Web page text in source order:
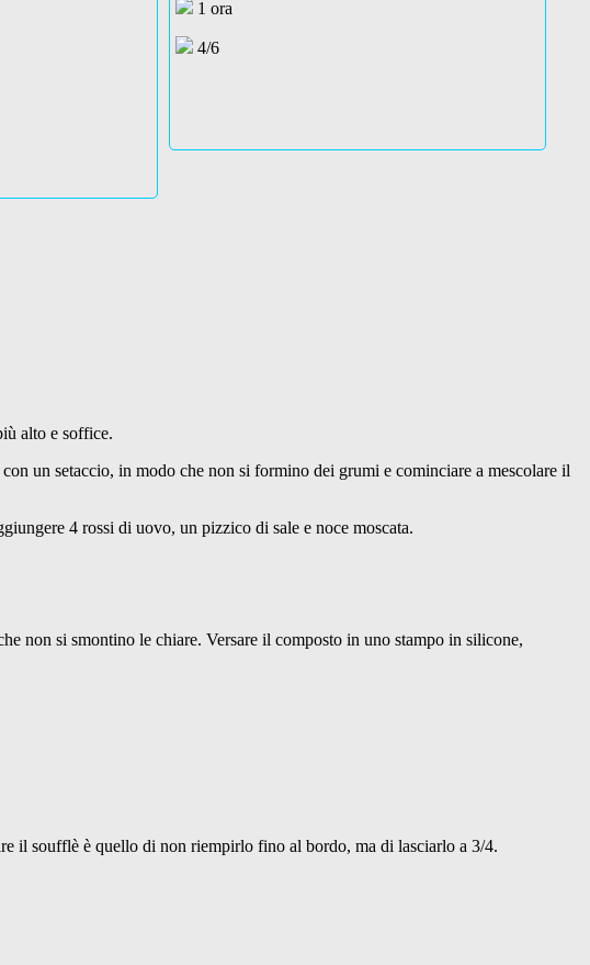
1 ora
4/6
alto e soffice.
un setaccio, in modo che non si formino dei grumi e cominciare a mescolare il
4 rossi di uovo, un pizzico di sale e noce moscata.
non si smontino le chiare. Versare il composto in uno stampo in silicone,
il soufflè è quello di non riempirlo fino al bordo, ma di lasciarlo a 3/4.